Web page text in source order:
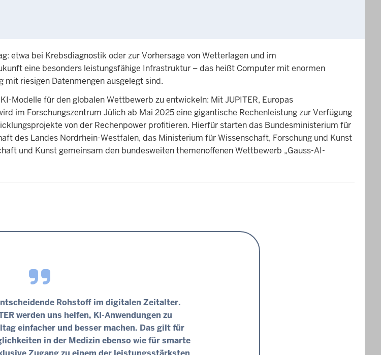
etwa bei Krebsdiagnostik oder zur Vorhersage von Wetterlagen und im
eine besonders leistungsfähige Infrastruktur – das heißt Computer mit enormen
riesigen Datenmengen ausgelegt sind.
Modelle für den globalen Wettbewerb zu entwickeln: Mit JUPITER, Europas
im Forschungszentrum Jülich ab Mai 2025 eine gigantische Rechenleistung zur Verfügung
von der Rechenpower profitieren. Hierfür starten das Bundesministerium für
des Landes Nordrhein-Westfalen, das Ministerium für Wissenschaft, Forschung und Kunst
und Kunst gemeinsam den bundesweiten themenoffenen Wettbewerb „Gauss-AI-
Rohstoff im digitalen Zeitalter.
werden uns helfen, KI-Anwendungen zu
einfacher und besser machen. Das gilt für
in der Medizin ebenso wie für smarte